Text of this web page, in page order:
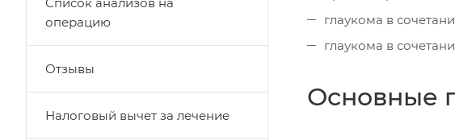
глаукома в
глаукома в
Основные
операцию
Отзывы
Налоговый вычет за лечение